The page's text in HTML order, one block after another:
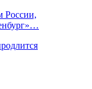
России,